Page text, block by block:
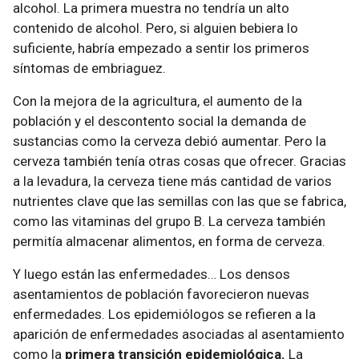
alcohol. La primera muestra no tendría un alto
contenido de alcohol. Pero, si alguien bebiera lo
suficiente, habría empezado a sentir los primeros
síntomas de embriaguez.
Con la mejora de la agricultura, el aumento de la
población y el descontento social la demanda de
sustancias como la cerveza debió aumentar. Pero la
cerveza también tenía otras cosas que ofrecer. Gracias
a la levadura, la cerveza tiene más cantidad de varios
nutrientes clave que las semillas con las que se fabrica,
como las vitaminas del grupo B. La cerveza también
permitía almacenar alimentos, en forma de cerveza.
Y luego están las enfermedades… Los densos
asentamientos de población favorecieron nuevas
enfermedades. Los epidemiólogos se refieren a la
aparición de enfermedades asociadas al asentamiento
como la primera transición epidemiológica. La